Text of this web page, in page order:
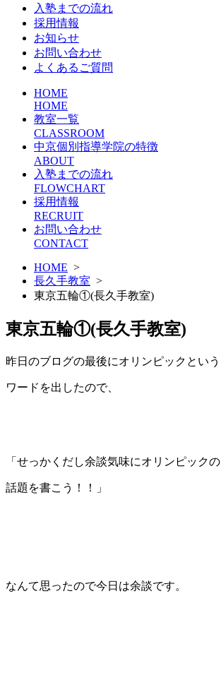
入塾までの流れ
採用情報
お知らせ
お問い合わせ
よくあるご質問
HOME
HOME
教室一覧
CLASSROOM
中京個別指導学院の特徴
ABOUT
入塾までの流れ
FLOWCHART
採用情報
RECRUIT
お問い合わせ
CONTACT
HOME >
長久手教室 >
東京五輪①(長久手教室)
東京五輪①(長久手教室)
昨日のブログの最後にオリンピックという
ワードを出したので、
「せっかくだし余談気味にオリンピックの
話題を書こう！！」
なんて思ったので今日は余談です。